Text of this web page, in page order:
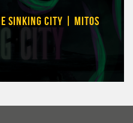
SINKING CITY | MITOS